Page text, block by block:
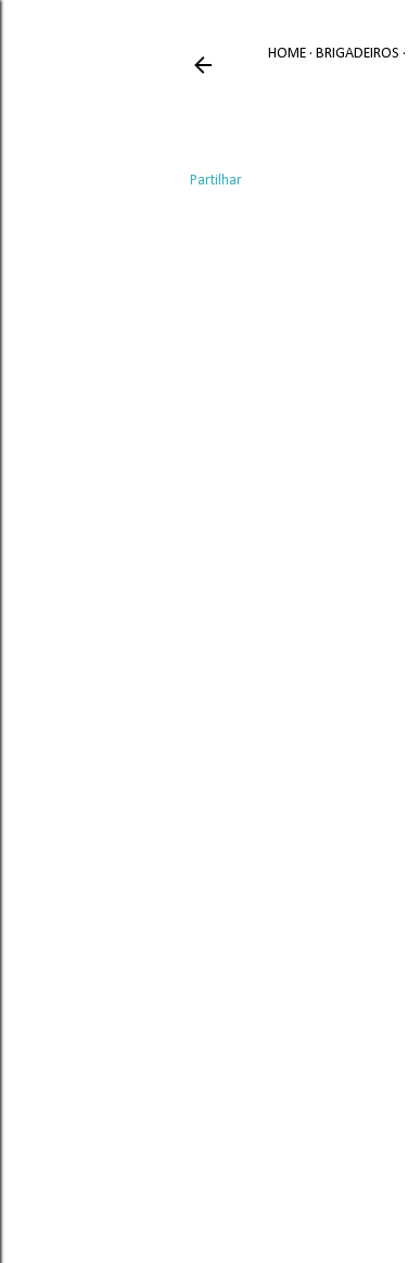
HOME BRIGADEIROS
Partilhar